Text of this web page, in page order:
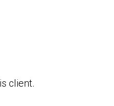
client.